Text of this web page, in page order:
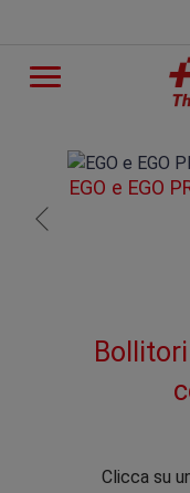
EGO e EGO
Clicca su